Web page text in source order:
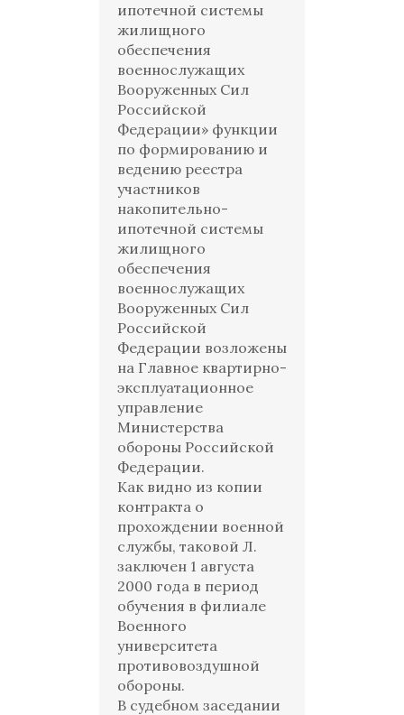
ипотечной системы
жилищного
обеспечения
военнослужащих
Вооруженных Сил
Российской
Федерации» функции
по формированию и
ведению реестра
участников
накопительно-
ипотечной системы
жилищного
обеспечения
военнослужащих
Вооруженных Сил
Российской
Федерации возложены
на Главное квартирно-
эксплуатационное
управление
Министерства
обороны Российской
Федерации.
Как видно из копии
контракта о
прохождении военной
службы, таковой Л.
заключен 1 августа
2000 года в период
обучения в филиале
Военного
университета
противовоздушной
обороны.
В судебном заседании